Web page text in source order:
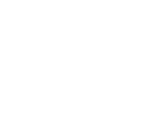
coronavirus du